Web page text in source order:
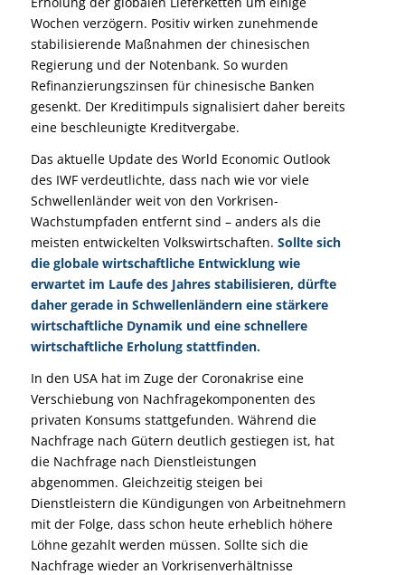
Wochen verzögern. Positiv wirken zunehmende
stabilisierende Maßnahmen der chinesischen
Regierung und der Notenbank. So wurden
Refinanzierungszinsen für chinesische Banken
gesenkt. Der Kreditimpuls signalisiert daher bereits
eine beschleunigte Kreditvergabe.
Das aktuelle Update des World Economic Outlook
des IWF verdeutlichte, dass nach wie vor viele
Schwellenländer weit von den Vorkrisen-
Wachstumpfaden entfernt sind – anders als die
meisten entwickelten Volkswirtschaften. Sollte sich
die globale wirtschaftliche Entwicklung wie
erwartet im Laufe des Jahres stabilisieren, dürfte
daher gerade in Schwellenländern eine stärkere
wirtschaftliche Dynamik und eine schnellere
wirtschaftliche Erholung stattfinden.
In den USA hat im Zuge der Coronakrise eine
Verschiebung von Nachfragekomponenten des
privaten Konsums stattgefunden. Während die
Nachfrage nach Gütern deutlich gestiegen ist, hat
die Nachfrage nach Dienstleistungen
abgenommen. Gleichzeitig steigen bei
Dienstleistern die Kündigungen von Arbeitnehmern
mit der Folge, dass schon heute erheblich höhere
Löhne gezahlt werden müssen. Sollte sich die
Nachfrage wieder an Vorkrisenverhältnisse